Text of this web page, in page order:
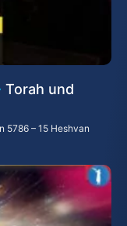
Torah und
5786 – 15 Heshvan